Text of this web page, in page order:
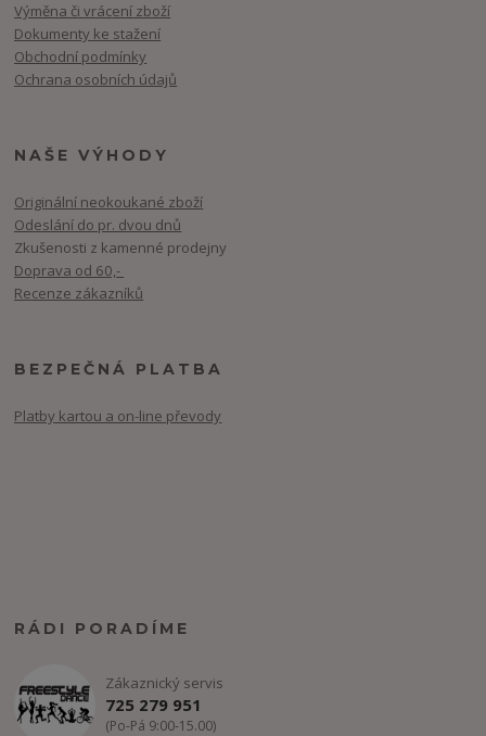
Výměna či vrácení zboží
Dokumenty ke stažení
Obchodní podmínky
Ochrana osobních údajů
NAŠE VÝHODY
Originální neokoukané zboží
Odeslání do pr. dvou dnů
Zkušenosti z kamenné prodejny
Doprava od 60,-
Recenze zákazníků
BEZPEČNÁ PLATBA
Platby kartou a on-line převody
RÁDI PORADÍME
Zákaznický servis
725 279 951
(Po-Pá 9:00-15.00)